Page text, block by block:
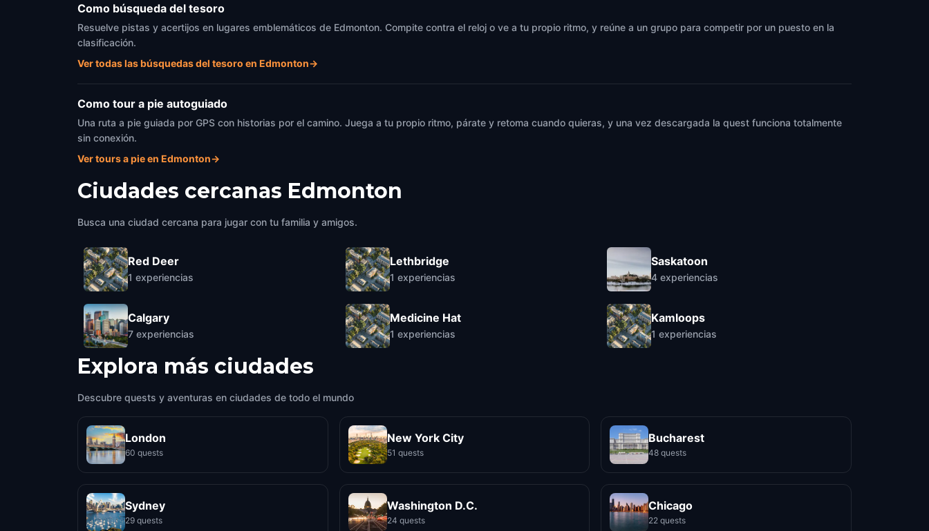
Como búsqueda del tesoro
Resuelve pistas y acertijos en lugares emblemáticos de Edmonton. Compite contra el reloj o ve a tu propio ritmo, y reúne a un grupo para competir por un puesto en la
clasificación.
Ver todas las búsquedas del tesoro en Edmonton→
Como tour a pie autoguiado
Una ruta a pie guiada por GPS con historias por el camino. Juega a tu propio ritmo, párate y retoma cuando quieras, y una vez descargada la quest funciona totalmente
sin conexión.
Ver tours a pie en Edmonton→
Ciudades cercanas Edmonton
Busca una ciudad cercana para jugar con tu familia y amigos.
Red Deer
1 experiencias
Calgary
7 experiencias
Lethbridge
1 experiencias
Medicine Hat
1 experiencias
Saskatoon
4 experiencias
Kamloops
1 experiencias
Explora más ciudades
Descubre quests y aventuras en ciudades de todo el mundo
London
60 quests
New York City
51 quests
Bucharest
48 quests
Sydney
29 quests
Washington D.C.
24 quests
Chicago
22 quests